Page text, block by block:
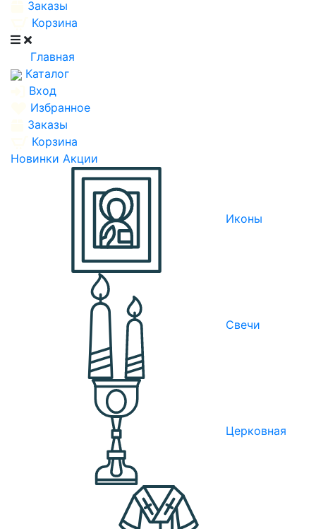
Заказы
Корзина
Главная
Каталог
Вход
Избранное
Заказы
Корзина
Новинки Акции
Иконы
Свечи
Церковная